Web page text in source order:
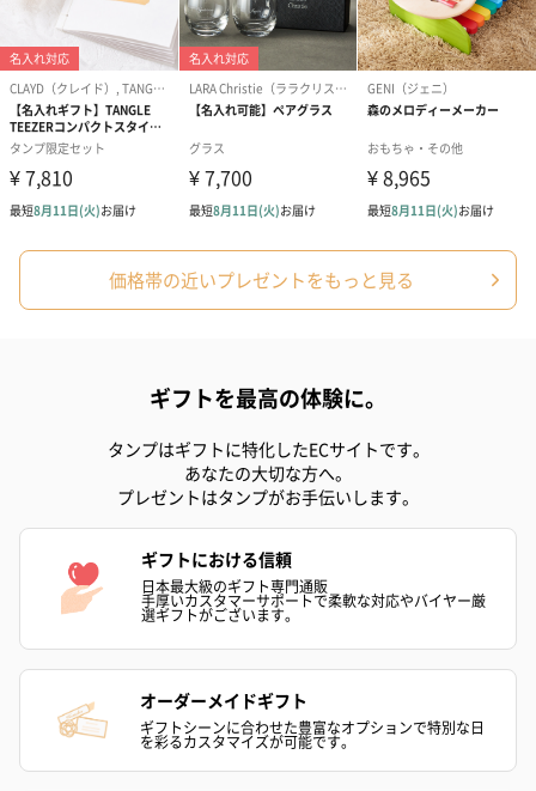
価格帯の近いプレゼントをもっと見る
ギフトを最高の体験に。
タンプはギフトに特化したECサイトです。
あなたの大切な方へ。
プレゼントはタンプがお手伝いします。
ギフトにおける信頼
日本最大級のギフト専門通販
手厚いカスタマーサポートで柔軟な対応やバイヤー厳
選ギフトがございます。
オーダーメイドギフト
ギフトシーンに合わせた豊富なオプションで特別な日
を彩るカスタマイズが可能です。